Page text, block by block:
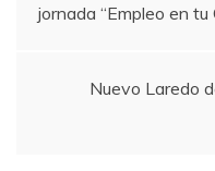
navigation
jornada “Empleo en tu
Nuevo Laredo